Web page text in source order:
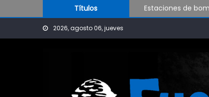
Títulos
Estaciones de
Visita al
2026, agosto 06, jueves